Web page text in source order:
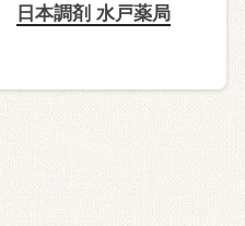
日本調剤 水戸薬局